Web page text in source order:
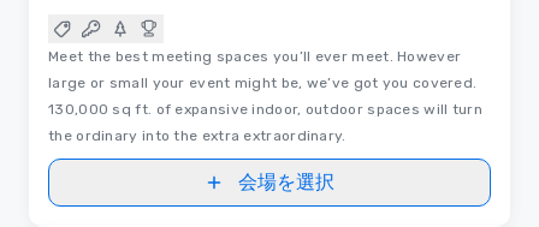
Meet the best meeting spaces you’ll ever meet. However
large or small your event might be, we’ve got you covered.
130,000 sq ft. of expansive indoor, outdoor spaces will turn
the ordinary into the extra extraordinary.
会場を選択